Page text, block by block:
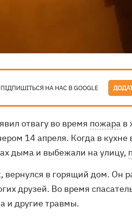
ПІДПИШІТЬСЯ НА НАС В GOOGLE
отвагу во время пожара в
14 апреля. Когда в кухне
дыма и выбежали на улицу,
вернулся в горящий дом. Он
друзей. Во время
и другие травмы.